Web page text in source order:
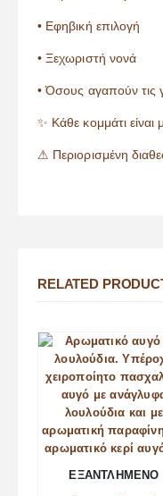
• Εφηβική επιλογή
• Ξεχωριστή νονά
• Όσους αγαπούν τις
✨ Κάθε κομμάτι είναι
⚠ Περιορισμένη
RELATED
ΕΞΑΝΤΛΗΜΈΝΟ